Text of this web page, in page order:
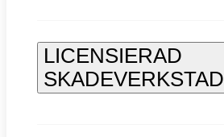
LICENSIERAD
SKADEVERKSTAD